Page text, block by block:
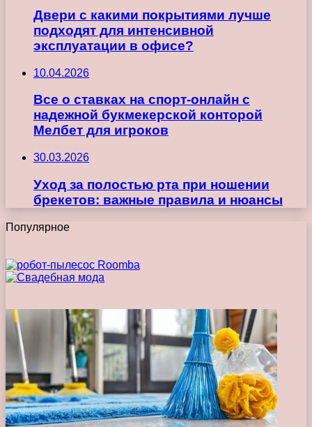
Двери с какими покрытиями лучше
подходят для интенсивной
эксплуатации в офисе?
10.04.2026
Все о ставках на спорт-онлайн с
надежной букмекерской конторой
Мелбет для игроков
30.03.2026
Уход за полостью рта при ношении
брекетов: важные правила и нюансы
Популярное